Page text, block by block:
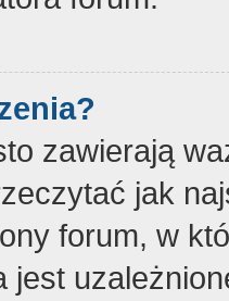
zawierają
jak
forum, w
jest